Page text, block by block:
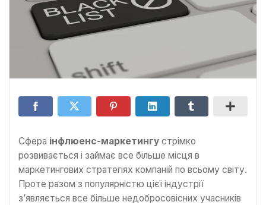
Сфера інфлюенс-маркетингу стрімко
розвивається і займає все більше місця в
маркетингових стратегіях компаній по всьому світу.
Проте разом з популярністю цієї індустрії
з’являється все більше недобросовісних учасників